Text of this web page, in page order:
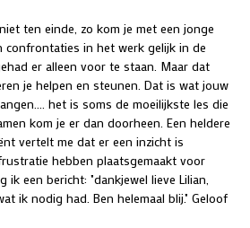
ten einde, zo kom je met een jonge
in het werk gelijk in de
er alleen voor te staan. Maar dat
je helpen en steunen. Dat is wat jouw
het is soms de moeilijkste les die
kom je er dan doorheen. Een heldere
vertelt me dat er een inzicht is
hebben plaatsgemaakt voor
een bericht: "dankjewel lieve Lilian,
ik nodig had. Ben helemaal blij." Geloof